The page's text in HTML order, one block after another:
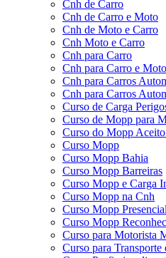
Cnh de Carro
Cnh de Carro e Moto
Cnh de Moto e Carro
Cnh Moto e Carro
Cnh para Carro
Cnh para Carro e Moto
Cnh para Carros
Cnh para Carros
Curso de Carga
Curso de Mopp para
Curso do Mopp
Curso Mopp
Curso Mopp Bahia
Curso Mopp Barreiras
Curso Mopp e Carga
Curso Mopp na Cnh
Curso Mopp Presencial
Curso Mopp
Curso para Motorista
Curso para Transporte